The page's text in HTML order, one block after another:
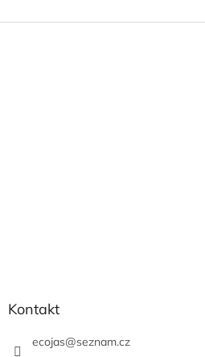
Kontakt
ecojas@seznam.cz